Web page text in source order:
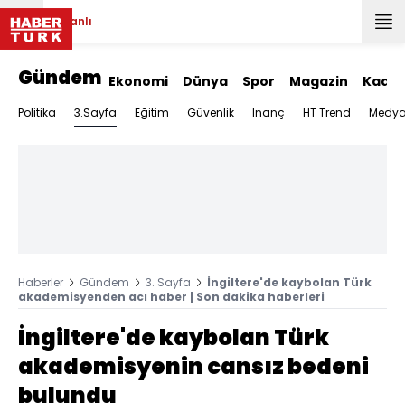
Canlı
Gündem Ekonomi Dünya Spor Magazin Kadın
Politika 3.Sayfa Eğitim Güvenlik İnanç HT Trend
Haberler Gündem 3. Sayfa
İngiltere'de kaybolan Türk
akademisyenden acı haber | Son dakika haberleri
İngiltere'de kaybolan Türk
akademisyenin cansız bedeni
bulundu